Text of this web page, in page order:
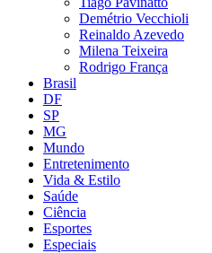
Demétrio Vecchioli
Reinaldo Azevedo
Milena Teixeira
Rodrigo França
Brasil
DF
SP
MG
Mundo
Entretenimento
Vida & Estilo
Saúde
Ciência
Esportes
Especiais